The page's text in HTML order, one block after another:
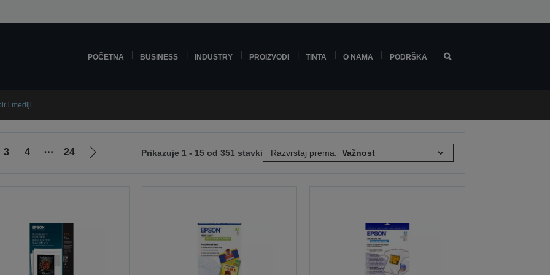
POČETNA BUSINESS INDUSTRY PROIZVODI TINTA O NAMA PODRŠKA
i mediji
3 4 ⋯ 24
Idi
Prikazuje 1 - 15 od 351 stavki Razvrstaj prema: